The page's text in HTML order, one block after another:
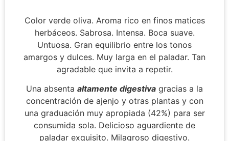
Color verde oliva. Aroma rico en finos matices
herbáceos. Sabrosa. Intensa. Boca suave.
Untuosa. Gran equilibrio entre los tonos
amargos y dulces. Muy larga en el paladar. Tan
agradable que invita a repetir.
Una absenta altamente digestiva gracias a la
concentración de ajenjo y otras plantas y con
una graduación muy apropiada (42%) para ser
consumida sola. Delicioso aguardiente de
paladar exquisito. Milagroso digestivo.